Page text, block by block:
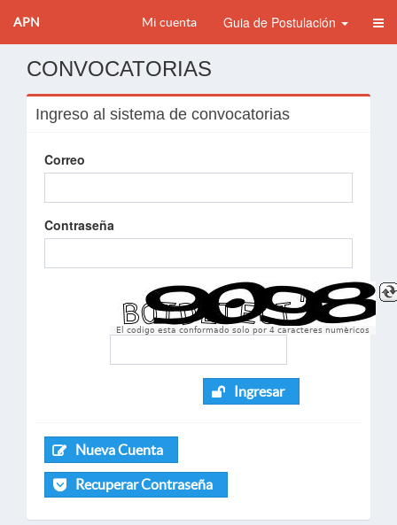
APN Mi cuenta Guia de Postulación
CONVOCATORIAS
Ingreso al sistema de convocatorias
Correo
Contraseña
El codigo esta conformado solo por 4 caracteres numèricos
Ingresar
Nueva Cuenta
Recuperar Contraseña